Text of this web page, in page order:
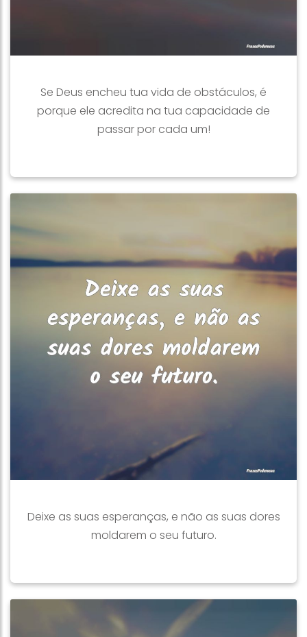
Se Deus encheu tua vida de obstáculos, é
porque ele acredita na tua capacidade de
passar por cada um!
Deixe as suas esperanças, e não as suas dores
moldarem o seu futuro.